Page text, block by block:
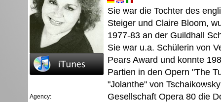
Agency:
Sie war die Tochter des
Steiger und Claire Bloom,
1977-83 an der Guildhall
Sie war u.a. Schülerin von
Pears Award und konnte
Partien in den Opern "The
"Jolanthe" von
Gesellschaft Opera 80 die